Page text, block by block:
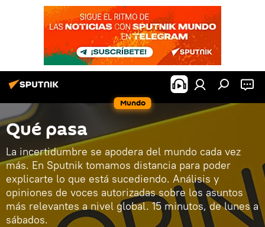
Mundo
Qué pasa
La incertidumbre se apodera del mundo cada vez
más. En Sputnik tomamos distancia para poder
explicarte lo que está sucediendo. Análisis y
opiniones de voces autorizadas sobre los asuntos
más relevantes a nivel global. 15 minutos, de lunes a
sábados.